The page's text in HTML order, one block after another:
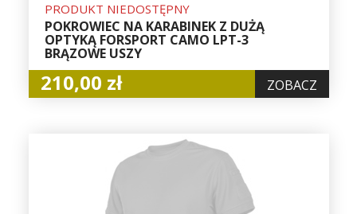
PRODUKT NIEDOSTĘPNY
POKROWIEC NA KARABINEK Z DUŻĄ
OPTYKĄ FORSPORT CAMO LPT-3
BRĄZOWE USZY
210,00 zł ZOBACZ